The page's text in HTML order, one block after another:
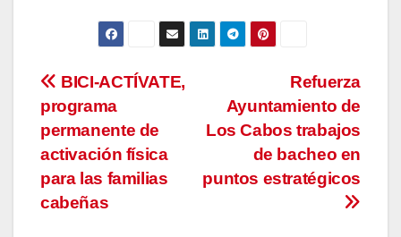
Navegación
de
entradas
Refuerza
Ayuntamiento de
Los Cabos trabajos
de bacheo en
puntos estratégicos
BICI-ACTÍVATE,
programa
permanente de
activación física
para las familias
cabeñas